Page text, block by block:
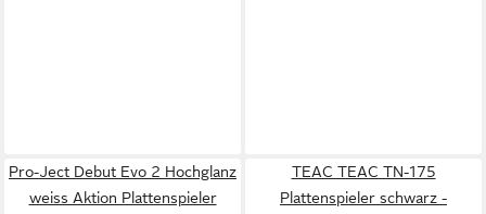
Pro-Ject Debut Evo 2 Hochglanz
weiss Aktion Plattenspieler
TEAC TEAC TN-175
Plattenspieler schwarz -